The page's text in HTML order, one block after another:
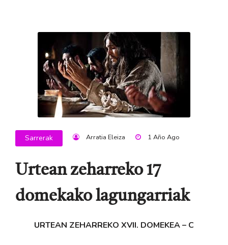
Sarrerak Arratia Eleiza 1 Año Ago
Urtean zeharreko 17
domekako lagungarriak
URTEAN ZEHARREKO XVII. DOMEKEA – C